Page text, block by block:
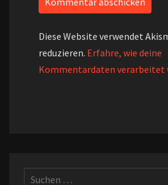
Diese Website verwendet
reduzieren. Erfahre, wie deine
Kommentardaten verarbeitet
Suchen